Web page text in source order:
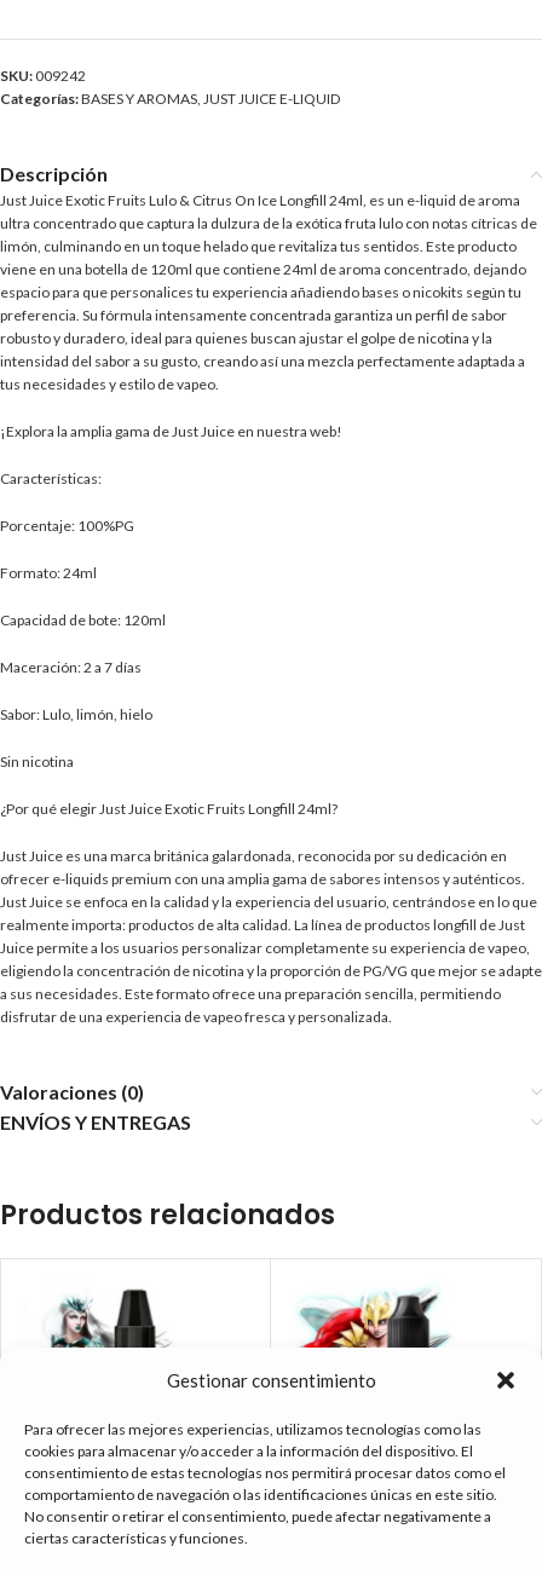
Gestionar consentimiento
Para ofrecer las mejores experiencias, utilizamos tecnologías como las
cookies para almacenar y/o acceder a la información del dispositivo. El
consentimiento de estas tecnologías nos permitirá procesar datos como el
comportamiento de navegación o las identificaciones únicas en este sitio.
No consentir o retirar el consentimiento, puede afectar negativamente a
ciertas características y funciones.
SKU: 009242
Categorías:BASES Y AROMAS, JUST JUICE E-LIQUID
Descripción
Just Juice Exotic Fruits Lulo & Citrus On Ice Longfill 24ml, es un e-liquid de aroma
ultra concentrado que captura la dulzura de la exótica fruta lulo con notas cítricas de
limón, culminando en un toque helado que revitaliza tus sentidos. Este producto
viene en una botella de 120ml que contiene 24ml de aroma concentrado, dejando
espacio para que personalices tu experiencia añadiendo bases o nicokits según tu
preferencia. Su fórmula intensamente concentrada garantiza un perfil de sabor
robusto y duradero, ideal para quienes buscan ajustar el golpe de nicotina y la
intensidad del sabor a su gusto, creando así una mezcla perfectamente adaptada a
tus necesidades y estilo de vapeo.
¡Explora la amplia gama de Just Juice en nuestra web!
Características:
Porcentaje: 100%PG
Formato: 24ml
Capacidad de bote: 120ml
Maceración: 2 a 7 días
Sabor: Lulo, limón, hielo
Sin nicotina
¿Por qué elegir Just Juice Exotic Fruits Longfill 24ml?
Just Juice es una marca británica galardonada, reconocida por su dedicación en
ofrecer e-liquids premium con una amplia gama de sabores intensos y auténticos.
Just Juice se enfoca en la calidad y la experiencia del usuario, centrándose en lo que
realmente importa: productos de alta calidad. La línea de productos longfill de Just
Juice permite a los usuarios personalizar completamente su experiencia de vapeo,
eligiendo la concentración de nicotina y la proporción de PG/VG que mejor se adapte
a sus necesidades. Este formato ofrece una preparación sencilla, permitiendo
disfrutar de una experiencia de vapeo fresca y personalizada.
Valoraciones (0)
ENVÍOS Y ENTREGAS
Productos relacionados
A&L ULTIMATE AROMA SHIVA SWEET
EDITION 30ML.
A&L ULTIMATE AROMA VALKYRIE